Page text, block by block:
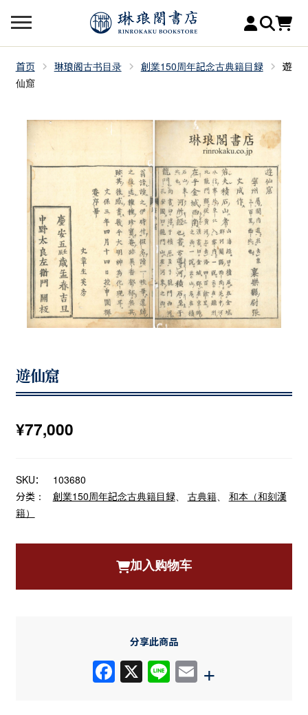
首页 琳琅阁古书目录 創業150周年記念古典籍目録
遊
仙窟
遊仙窟
¥77,000
SKU：
103680
分类：
創業150周年記念古典籍目録、 古典籍、 和本（和刻漢
籍）
加入购物车
分享此商品
F X Li E
+